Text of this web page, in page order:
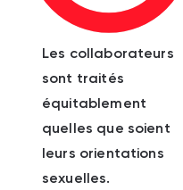
Les collaborateurs
sont traités
équitablement
quelles que soient
leurs orientations
sexuelles.